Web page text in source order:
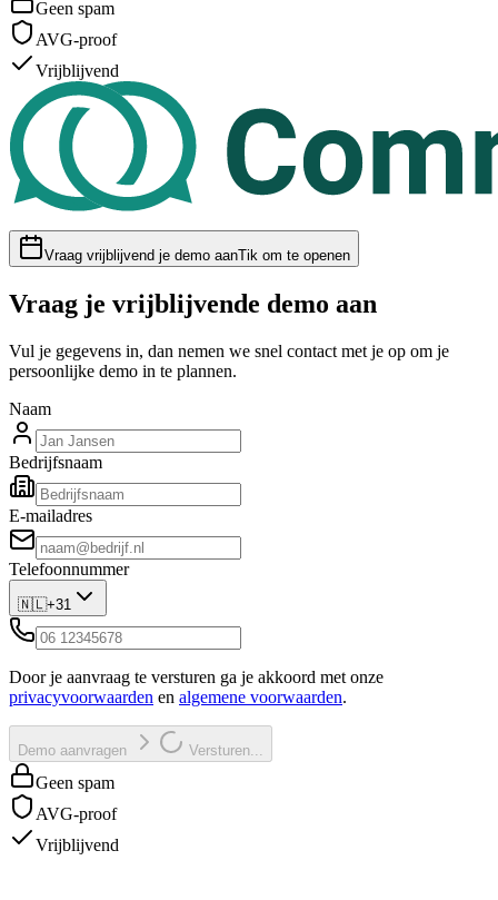
Geen spam
AVG-proof
Vrijblijvend
Vraag vrijblijvend je demo aanTik om te openen
Vraag je vrijblijvende demo aan
Vul je gegevens in, dan nemen we snel contact met je op om je
persoonlijke demo in te plannen.
Naam
Bedrijfsnaam
E-mailadres
Telefoonnummer
🇳🇱+31
Door je aanvraag te versturen ga je akkoord met onze
privacyvoorwaarden en algemene voorwaarden.
Demo aanvragen Versturen...
Geen spam
AVG-proof
Vrijblijvend